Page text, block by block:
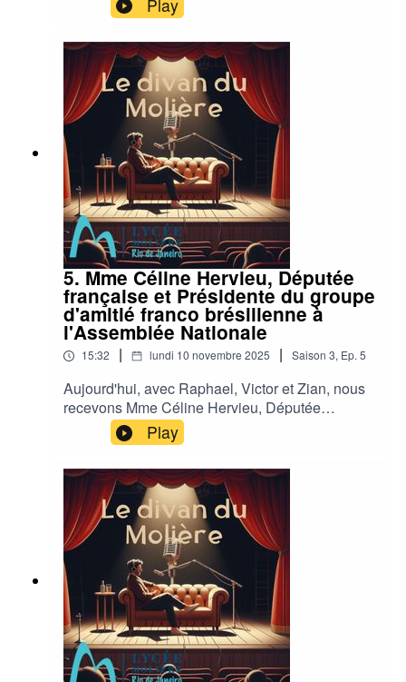
Brice Fodda.
Play
5. Mme Céline Hervieu, Députée
française et Présidente du groupe
d'amitié franco brésilienne à
l'Assemblée Nationale
15:32 | lundi 10 novembre 2025 | Saison 3, Ep. 5
Aujourd'hui, avec Raphael, Victor et Zian, nous
recevons Mme Céline Hervieu, Députée
française et Présidente du groupe d'amitié franco
brésilienne à l'Assemblée Nationale.
Play